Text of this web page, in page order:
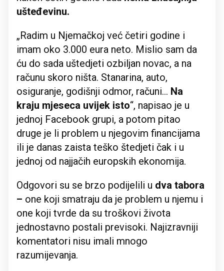
ušteđevinu.
„Radim u Njemačkoj već četiri godine i
imam oko 3.000 eura neto. Mislio sam da
ću do sada uštedjeti ozbiljan novac, a na
računu skoro ništa. Stanarina, auto,
osiguranje, godišnji odmor, računi… Na
kraju mjeseca uvijek isto“, napisao je u
jednoj Facebook grupi, a potom pitao
druge je li problem u njegovim financijama
ili je danas zaista teško štedjeti čak i u
jednoj od najjačih europskih ekonomija.
Odgovori su se brzo podijelili u dva tabora
– one koji smatraju da je problem u njemu i
one koji tvrde da su troškovi života
jednostavno postali previsoki. Najizravniji
komentatori nisu imali mnogo
razumijevanja.